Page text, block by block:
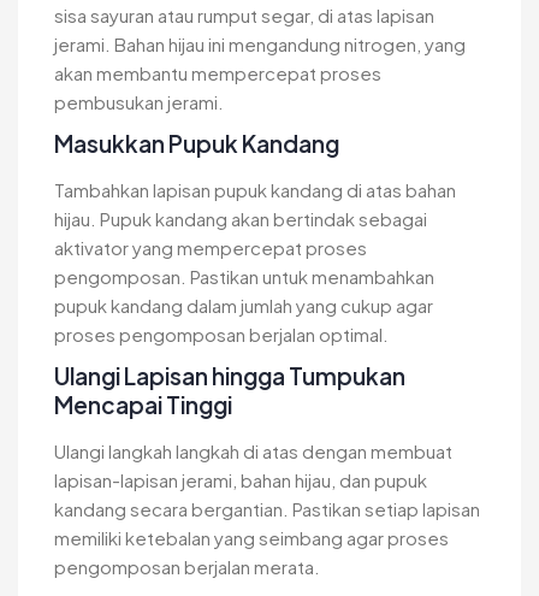
sisa sayuran atau rumput segar, di atas lapisan
jerami. Bahan hijau ini mengandung nitrogen, yang
akan membantu mempercepat proses
pembusukan jerami.
Masukkan Pupuk Kandang
Tambahkan lapisan pupuk kandang di atas bahan
hijau. Pupuk kandang akan bertindak sebagai
aktivator yang mempercepat proses
pengomposan. Pastikan untuk menambahkan
pupuk kandang dalam jumlah yang cukup agar
proses pengomposan berjalan optimal.
Ulangi Lapisan hingga Tumpukan
Mencapai Tinggi
Ulangi langkah langkah di atas dengan membuat
lapisan-lapisan jerami, bahan hijau, dan pupuk
kandang secara bergantian. Pastikan setiap lapisan
memiliki ketebalan yang seimbang agar proses
pengomposan berjalan merata.